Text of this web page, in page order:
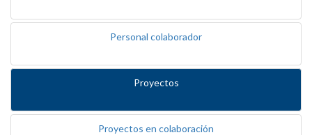
Personal colaborador
Proyectos
Proyectos en colaboración